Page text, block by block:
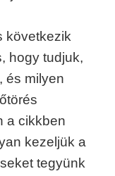
következik
hogy tudjuk,
és milyen
a cikkben
kezeljük a
tegyünk